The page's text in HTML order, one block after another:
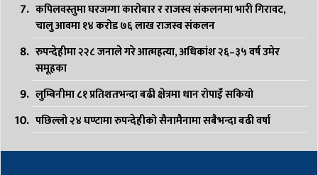
कपिलवस्तुमा घरजग्गा कारोबार र राजस्व संकलनमा भारी गिरावट,
चालु आवमा १४ करोड ७६ लाख राजस्व संकलन
रुपन्देहीमा २२८ जनाले गरे आत्महत्या, अधिकांश २६–३५ वर्ष उमेर
समूहका
लुम्बिनीमा ८१ प्रतिशतभन्दा बढी क्षेत्रमा धान रोपाइँ सकियो
पछिल्लो २४ घण्टामा रुपन्देहीको सैनामैनामा सबैभन्दा बढी वर्षा